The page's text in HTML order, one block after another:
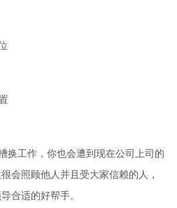
换工作，你也会遭到现在公司上司的
会照顾他人并且受大家信赖的人，
合适的好帮手。